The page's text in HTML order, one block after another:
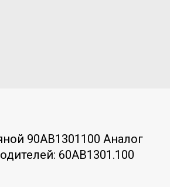
90АВ1301100 Аналог
60АВ1301.100